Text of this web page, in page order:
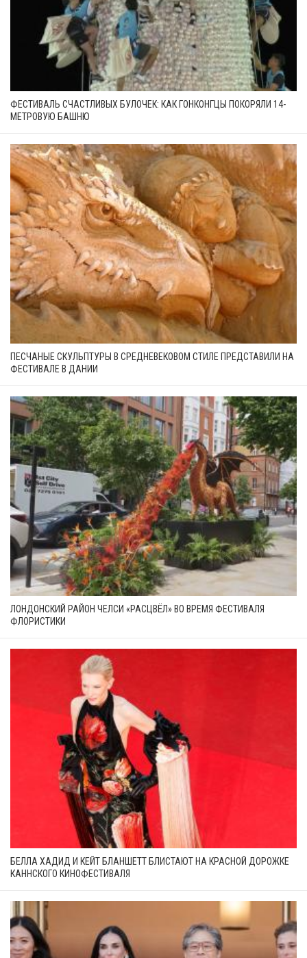
ФЕСТИВАЛЬ СЧАСТЛИВЫХ БУЛОЧЕК: КАК ГОНКОНГЦЫ ПОКОРЯЛИ 14-
МЕТРОВУЮ БАШНЮ
ПЕСЧАНЫЕ СКУЛЬПТУРЫ В СРЕДНЕВЕКОВОМ СТИЛЕ ПРЕДСТАВИЛИ НА
ФЕСТИВАЛЕ В ДАНИИ
ЛОНДОНСКИЙ РАЙОН ЧЕЛСИ «РАСЦВЁЛ» ВО ВРЕМЯ ФЕСТИВАЛЯ
ФЛОРИСТИКИ
БЕЛЛА ХАДИД И КЕЙТ БЛАНШЕТТ БЛИСТАЮТ НА КРАСНОЙ ДОРОЖКЕ
КАННСКОГО КИНОФЕСТИВАЛЯ